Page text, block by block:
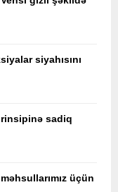
siyahısını
sadiq
üçün